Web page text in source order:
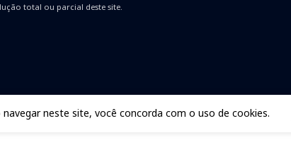
total ou parcial deste site.
neste site, você concorda com o uso de cookies.